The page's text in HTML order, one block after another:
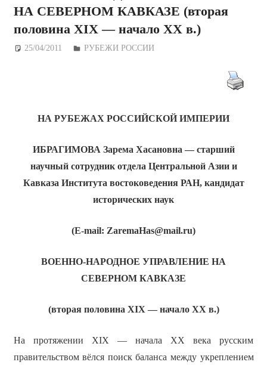
НА СЕВЕРНОМ КАВКАЗЕ (вторая
половина ХIХ — начало ХХ в.)
25/04/2011 Дежурный по Редакции
РУБЕЖИ РОССИИ
НА РУБЕЖАХ РОССИЙСКОЙ ИМПЕРИИ
ИБРАГИМОВА Зарема Хасановна — старший
научный сотрудник отдела Центральной Азии и
Кавказа Института востоковедения РАН, кандидат
исторических наук
(Е-mail: ZaremaHas@mail.ru)
ВОЕННО-НАРОДНОЕ УПРАВЛЕНИЕ НА
СЕВЕРНОМ КАВКАЗЕ
(вторая половина ХIХ — начало ХХ в.)
На протяжении XIX — начала XX века русским
правительством вёлся поиск баланса между укреплением